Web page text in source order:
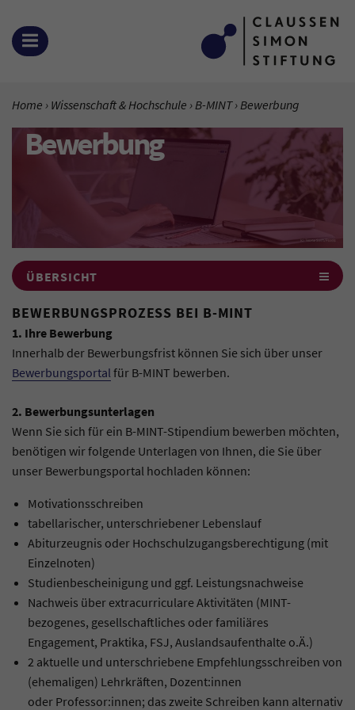
Zum Inhalt springen
MENÜ ÖFFNEN
SIE BEFINDEN SICH HIER:
Home Wissenschaft & Hochschule B-MINT Aktuelle Seite:
Bewerbung
Bewerbung
ÜBERSICHT
BEWERBUNGSPROZESS BEI B-MINT
1. Ihre Bewerbung
Innerhalb der Bewerbungsfrist können Sie sich über unser
Bewerbungsportalfür B-MINT bewerben.
2. Bewerbungsunterlagen
Wenn Sie sich für ein B-MINT-Stipendium bewerben möchten,
benötigen wir folgende Unterlagen von Ihnen, die Sie über
unser Bewerbungsportal hochladen können:
Motivationsschreiben
tabellarischer, unterschriebener Lebenslauf
Abiturzeugnis oder Hochschulzugangsberechtigung (mit
Einzelnoten)
Studienbescheinigung und ggf. Leistungsnachweise
Nachweis über extracurriculare Aktivitäten (MINT-
bezogenes, gesellschaftliches oder familiäres
Engagement, Praktika, FSJ, Auslandsaufenthalte o.Ä.)
2 aktuelle und unterschriebene Empfehlungsschreiben von
(ehemaligen) Lehrkräften, Dozent:innen
oder Professor:innen; das zweite Schreiben kann alternativ